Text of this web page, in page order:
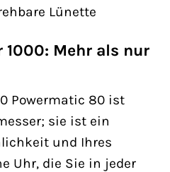
Lünette
1000: Mehr als nur
Powermatic 80 ist
sie ist ein
und Ihres
Uhr, die Sie in jeder